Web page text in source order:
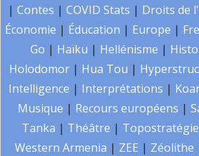
| Contes | COVID Stats | Droits de
Économie | Éducation | Europe |
Go | Haïku | Hellénisme |
Holodomor | Hua Tou |
Intelligence | Interprétations |
Musique | Recours européens |
Tanka | Théâtre | Topostratégie
Western Armenia | ZEE | Zéolithe